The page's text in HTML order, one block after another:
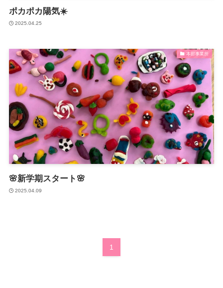
ポカポカ陽気☀️
2025.04.25
本部事業所
🌸新学期スタート🌸
2025.04.09
1
マミーでの1日
月間予定表・カリキュラム
パンフレット
ご利用の流れ
サービス利用申請
ガイドライン（厚生労働省）
重要事項説明書
運営規定
自己評価結果